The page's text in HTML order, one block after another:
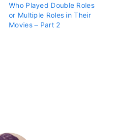
Who Played Double Roles
or Multiple Roles in Their
Movies – Part 2